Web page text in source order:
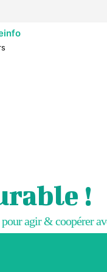
!
agir & coopérer